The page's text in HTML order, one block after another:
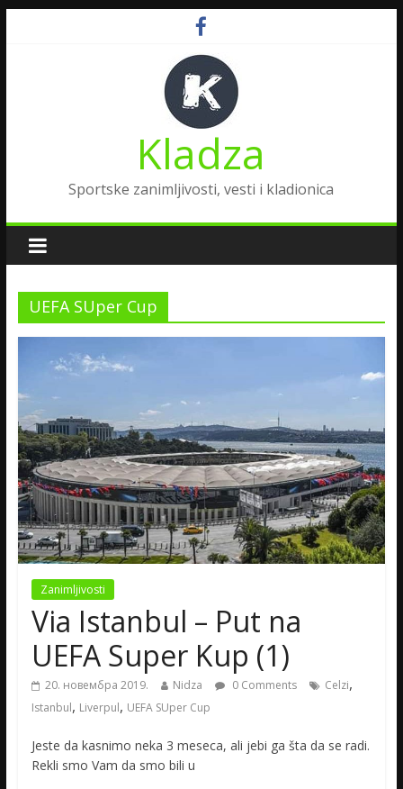
Kladza
Sportske zanimljivosti, vesti i kladionica
UEFA SUper Cup
Zanimljivosti
Via Istanbul – Put na
UEFA Super Kup (1)
20. новембра 2019. Nidza 0 Comments Celzi,
Istanbul, Liverpul, UEFA SUper Cup
Jeste da kasnimo neka 3 meseca, ali jebi ga šta da se radi.
Rekli smo Vam da smo bili u